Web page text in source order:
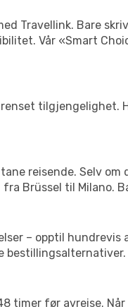
Travellink. Bare
Vår «Smart
reisende. Selv
Brüssel til Milano.
– opptil
bestillingsalternativer.
timer før avreise.